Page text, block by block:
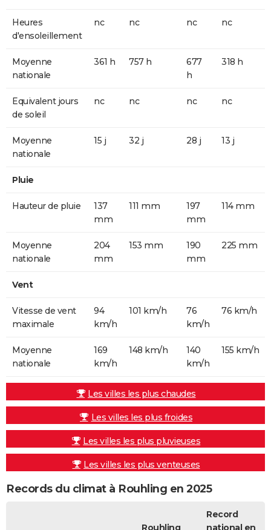
Heures
d'ensoleillement
nc nc nc nc
Moyenne
nationale
361 h 757 h
677
h
318 h
Equivalent jours
de soleil
nc nc nc nc
Moyenne
nationale
15 j 32 j 28 j 13 j
Pluie
Hauteur de pluie
137
mm
111 mm
197
mm
114 mm
Moyenne
nationale
204
mm
153 mm
190
mm
225 mm
Vent
Vitesse de vent
maximale
94
km/h
101 km/h
76
km/h
76 km/h
Moyenne
nationale
169
km/h
148 km/h
140
km/h
155 km/h
Les villes les plus chaudes
Les villes les plus froides
Les villes les plus pluvieuses
Les villes les plus venteuses
Records du climat à Rouhling en 2025
Rouhling
Record
national en